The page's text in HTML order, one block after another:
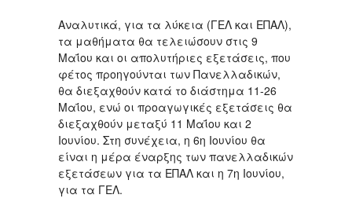
Αναλυτικά, για τα λύκεια (ΓΕΛ και ΕΠΑΛ),
τα μαθήματα θα τελειώσουν στις 9
Μαΐου και οι απολυτήριες εξετάσεις, που
φέτος προηγούνται των Πανελλαδικών,
θα διεξαχθούν κατά το διάστημα 11-26
Μαΐου, ενώ οι προαγωγικές εξετάσεις θα
διεξαχθούν μεταξύ 11 Μαΐου και 2
Ιουνίου. Στη συνέχεια, η 6η Ιουνίου θα
είναι η μέρα έναρξης των πανελλαδικών
εξετάσεων για τα ΕΠΑΛ και η 7η Ιουνίου,
για τα ΓΕΛ.